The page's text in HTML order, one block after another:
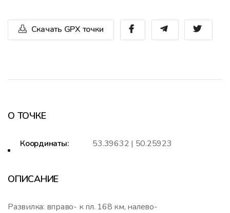
Скачать GPX точки
О ТОЧКЕ
Координаты: 53.39632 | 50.25923
ОПИСАНИЕ
Развилка: вправо- к пл. 168 км, налево-